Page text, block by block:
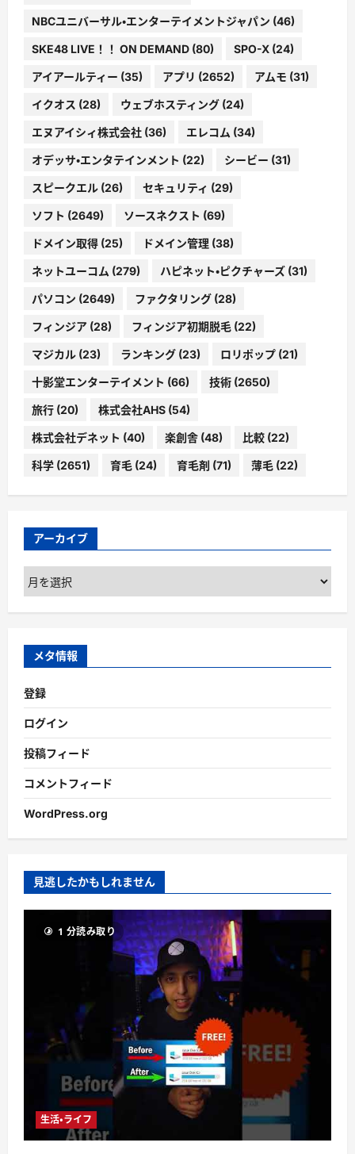
NBCユニバーサル・エンターテイメントジャパン (46)
SKE48 LIVE！！ ON DEMAND (80) SPO-X (24)
アイアールティー (35) アプリ (2652) アムモ (31)
イクオス (28) ウェブホスティング (24)
エヌアイシィ株式会社 (36) エレコム (34)
オデッサ・エンタテインメント (22) シービー (31)
スピークエル (26) セキュリティ (29)
ソフト (2649) ソースネクスト (69)
ドメイン取得 (25) ドメイン管理 (38)
ネットユーコム (279) ハピネット・ピクチャーズ (31)
パソコン (2649) ファクタリング (28)
フィンジア (28) フィンジア初期脱毛 (22)
マジカル (23) ランキング (23) ロリポップ (21)
十影堂エンターテイメント (66) 技術 (2650)
旅行 (20) 株式会社AHS (54)
株式会社デネット (40) 楽創舎 (48) 比較 (22)
科学 (2651) 育毛 (24) 育毛剤 (71) 薄毛 (22)
アーカイブ
ア
ー
カ
ブ
メタ情報
登録
ログイン
投稿フィード
コメントフィード
WordPress.org
見逃したかもしれません
1 分読み取り
生活・ライフ